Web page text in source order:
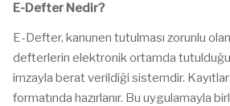
E-Defter Nedir?
E-Defter, kanunen tutulması zorunlu
defterlerin elektronik ortamda
imzayla berat verildiği sistemdir.
formatında hazırlanır. Bu uygulamayla